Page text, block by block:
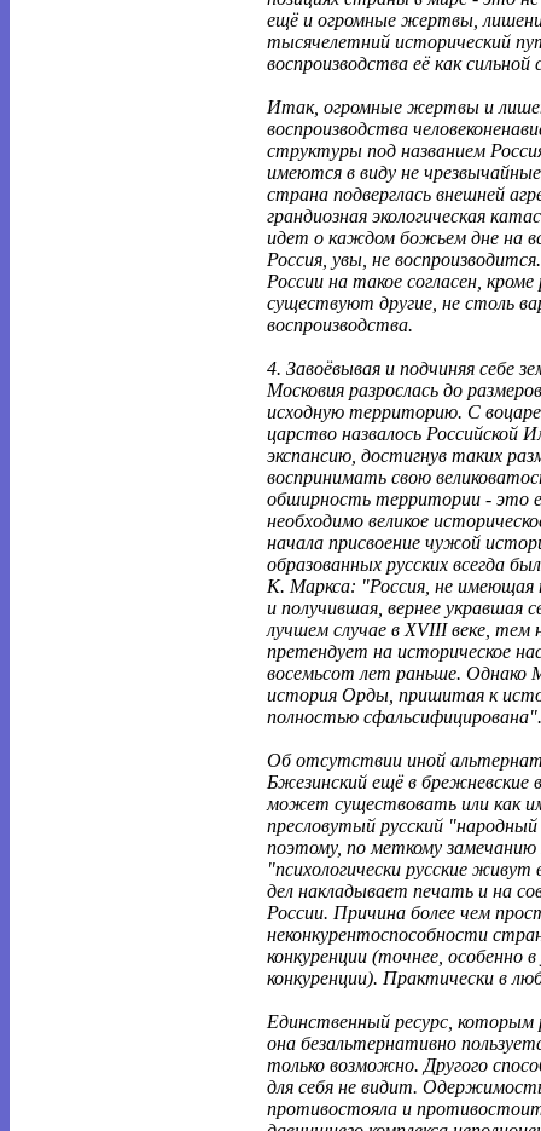
ещё и огромные жертвы,
тысячелетний исторический
воспроизводства её как
Итак, огромные жертвы и
воспроизводства
структуры под названием
имеются в виду не
страна подверглась внешней
грандиозная экологическая
идет о каждом божьем дне на
Россия, увы, не
России на такое согласен,
существуют другие, не столь
воспроизводства.
4. Завоёвывая и подчиняя себе
Московия разрослась до
исходную территорию. С
царство назвалось Российской
экспансию, достигнув таких
воспринимать свою
обширность территории - это
необходимо великое
начала присвоение чужой
образованных русских всегда
К. Маркса: "Россия, не имеющая
и получившая, вернее укравшая
лучшем случае в XVIII веке, тем
претендует на историческое
восемьсот лет раньше. Однако
история Орды, пришитая к
полностью сфальсифицирована".
Об отсутствии иной
Бжезинский ещё в брежневские
может существовать или как
пресловутый русский
поэтому, по меткому
"психологически русские
дел накладывает печать и на
России. Причина более чем
неконкурентоспособности
конкуренции (точнее, особенно
конкуренции). Практически в
Единственный ресурс, которым
она безальтернативно
только возможно. Другого
для себя не видит.
противостояла и